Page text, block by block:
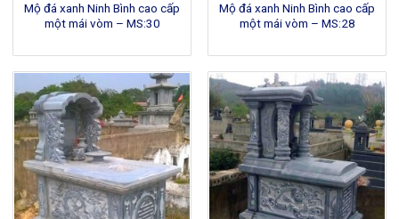
Mộ đá xanh Ninh Bình cao cấp
một mái vòm – MS:30
Mộ đá xanh Ninh Bình cao cấp
một mái vòm – MS:28